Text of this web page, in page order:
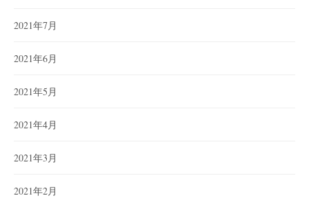
2021年7月
2021年6月
2021年5月
2021年4月
2021年3月
2021年2月